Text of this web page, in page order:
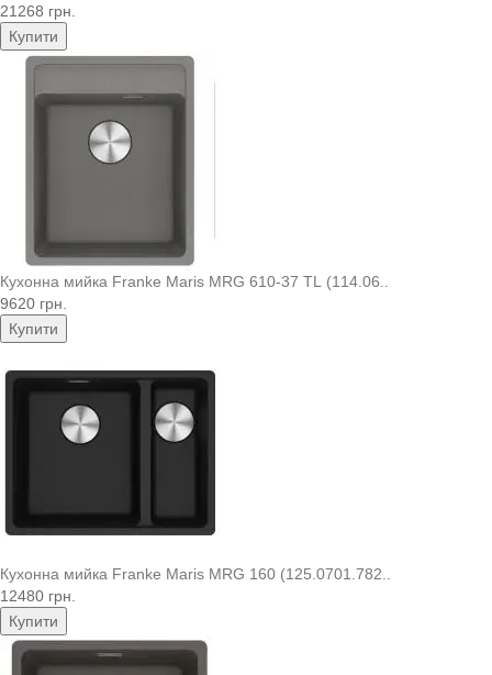
21268 грн.
Купити
Кухонна мийка Franke Maris MRG 610-37 TL (114.06..
9620 грн.
Купити
Кухонна мийка Franke Maris MRG 160 (125.0701.782..
12480 грн.
Купити